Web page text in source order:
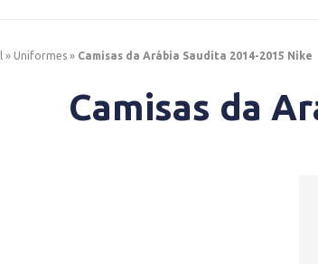
» Uniformes » Camisas da Arábia Saudita 2014-2015 Nike
Camisas da